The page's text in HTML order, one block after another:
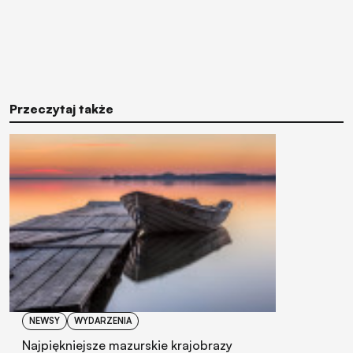
Przeczytaj także
NEWSY WYDARZENIA
Najpiękniejsze mazurskie krajobrazy